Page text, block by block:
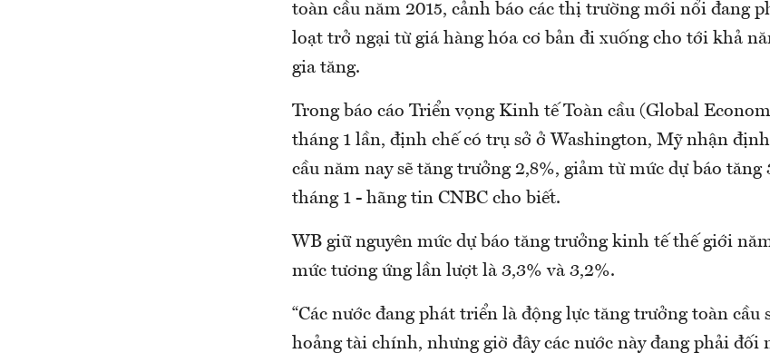
toàn cầu năm 2015, cảnh báo các thị trường mới nổi đang
loạt trở ngại từ giá hàng hóa cơ bản đi xuống cho tới khả
gia tăng.
Trong báo cáo Triển vọng Kinh tế Toàn cầu (Global
tháng 1 lần, định chế có trụ sở ở Washington, Mỹ nhận
cầu năm nay sẽ tăng trưởng 2,8%, giảm từ mức dự báo tăng
tháng 1 - hãng tin CNBC cho biết.
WB giữ nguyên mức dự báo tăng trưởng kinh tế thế giới
mức tương ứng lần lượt là 3,3% và 3,2%.
“Các nước đang phát triển là động lực tăng trưởng toàn cầu
hoảng tài chính, nhưng giờ đây các nước này đang phải